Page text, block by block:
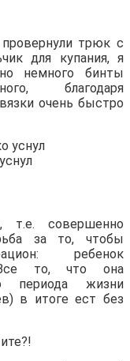
трюк с
для купания, я
немного бинты
благодаря
очень быстро
совершенно
за то, чтобы
ребенок
Все то, что она
периода жизни
в итоге ест без